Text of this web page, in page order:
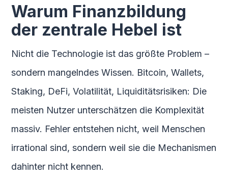
Warum Finanzbildung
der zentrale Hebel ist
Nicht die Technologie ist das größte Problem –
sondern mangelndes Wissen. Bitcoin, Wallets,
Staking, DeFi, Volatilität, Liquiditätsrisiken: Die
meisten Nutzer unterschätzen die Komplexität
massiv. Fehler entstehen nicht, weil Menschen
irrational sind, sondern weil sie die Mechanismen
dahinter nicht kennen.